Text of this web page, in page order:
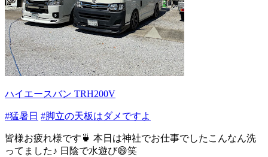
ハイエースバン TRH200V
#猛暑日 #脚立の天板はダメですよ
皆様お疲れ様です🍵 本日は神社でお仕事でしたこんなん洗
ってました♪ 日陰で水遊び😄笑